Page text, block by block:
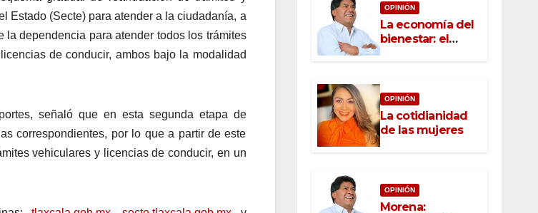
Estado (Secte) para atender a la ciudadanía, a
dependencia para atender todos los trámites
de conducir, ambos bajo la modalidad
señaló que en esta segunda etapa de
correspondientes, por lo que a partir de este
vehiculares y licencias de conducir, en un
OPINIÓN
La economía del
bienestar: el
nuevo rostro del
OPINIÓN
La cotidianidad
de las mujeres
OPINIÓN
Morena: